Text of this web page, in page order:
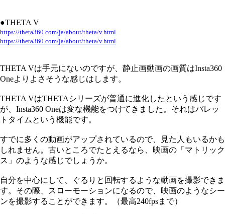
●THETA V
https://theta360.com/ja/about/theta/v.html
https://theta360.com/ja/about/theta/v.html
THETA Vは手元にないのですが、静止画動画の画質はInsta360
Oneよりよさそうな感じはします。
THETA VはTHETAシリーズが普通に進化したという感じです
が、Insta360 Oneは変な機能をつけてきました。それはバレッ
トタイムという機能です。
すでに多くの動画がアップされているので、見た人もいるかも
しれません。古いところでたとえるなら、映画の「マトリック
ス」のような感じでしょうか。
自分を中心にして、ぐるりと回転するような動画を撮影できま
す。その際、スローモーションになるので、映画のようなシー
ンを撮影することができます。（最高240fpsまで）